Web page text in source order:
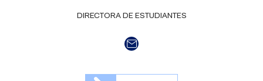
DIRECTORA DE ESTUDIANTES